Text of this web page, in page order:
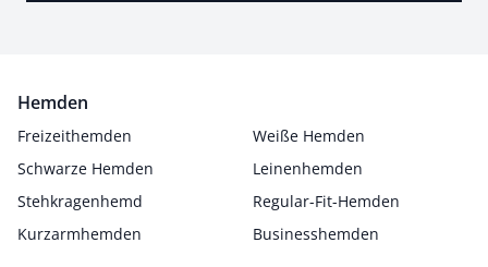
Hemden
Freizeithemden
Weiße Hemden
Schwarze Hemden
Leinenhemden
Stehkragenhemd
Regular-Fit-Hemden
Kurzarmhemden
Businesshemden